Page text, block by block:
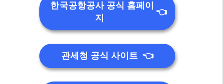
한국공항공사 공식 홈페이
지
👈
관세청 공식 사이트👈